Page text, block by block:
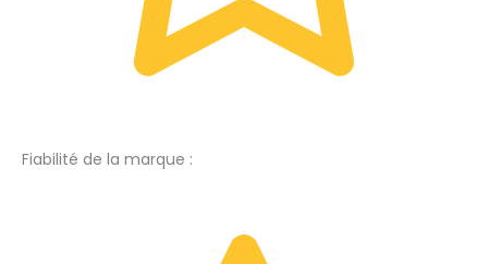
Fiabilité de la marque :